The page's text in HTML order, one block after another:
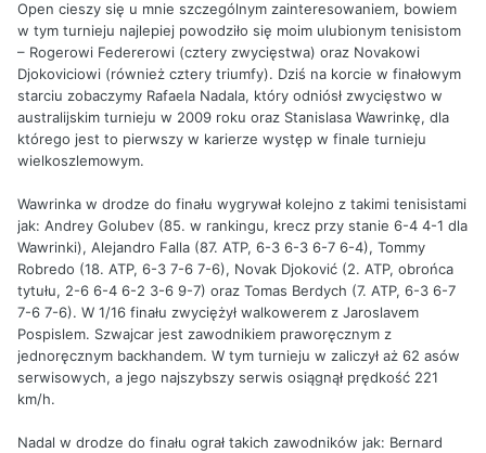
Open cieszy się u mnie szczególnym zainteresowaniem, bowiem
w tym turnieju najlepiej powodziło się moim ulubionym tenisistom
– Rogerowi Federerowi (cztery zwycięstwa) oraz Novakowi
Djokoviciowi (również cztery triumfy). Dziś na korcie w finałowym
starciu zobaczymy Rafaela Nadala, który odniósł zwycięstwo w
australijskim turnieju w 2009 roku oraz Stanislasa Wawrinkę, dla
którego jest to pierwszy w karierze występ w finale turnieju
wielkoszlemowym.
Wawrinka w drodze do finału wygrywał kolejno z takimi tenisistami
jak: Andrey Golubev (85. w rankingu, krecz przy stanie 6-4 4-1 dla
Wawrinki), Alejandro Falla (87. ATP, 6-3 6-3 6-7 6-4), Tommy
Robredo (18. ATP, 6-3 7-6 7-6), Novak Djoković (2. ATP, obrońca
tytułu, 2-6 6-4 6-2 3-6 9-7) oraz Tomas Berdych (7. ATP, 6-3 6-7
7-6 7-6). W 1/16 finału zwyciężył walkowerem z Jaroslavem
Pospislem. Szwajcar jest zawodnikiem praworęcznym z
jednoręcznym backhandem. W tym turnieju w zaliczył aż 62 asów
serwisowych, a jego najszybszy serwis osiągnął prędkość 221
km/h.
Nadal w drodze do finału ograł takich zawodników jak: Bernard